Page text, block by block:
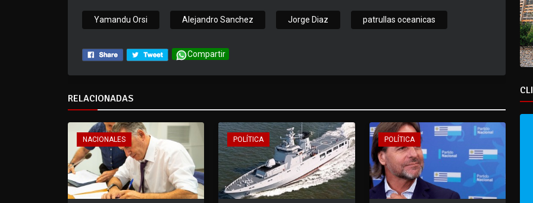
Yamandu Orsi Alejandro Sanchez Jorge Diaz patrullas oceanicas
Compartir
RELACIONADAS
NACIONALES POLÍTICA POLÍTICA